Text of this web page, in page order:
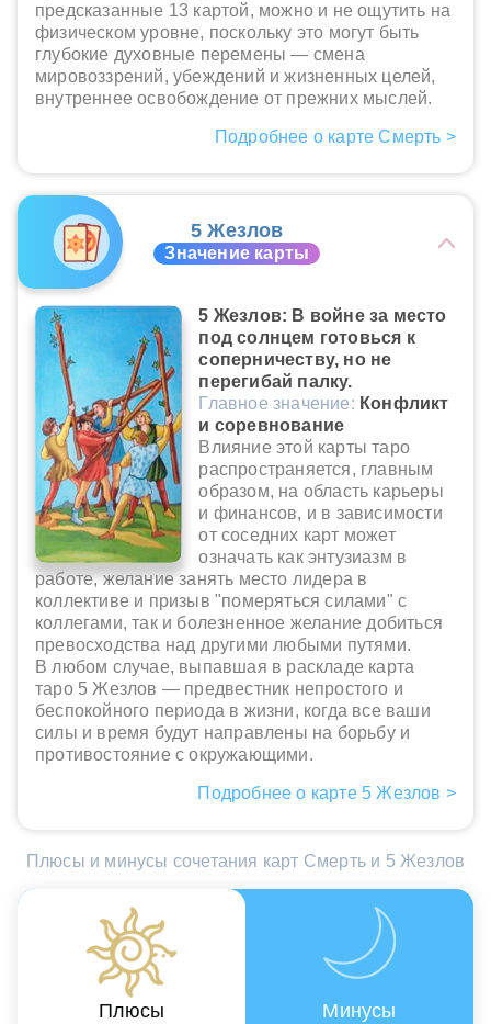
предсказанные 13 картой, можно и не ощутить на
физическом уровне, поскольку это могут быть
глубокие духовные перемены — смена
мировоззрений, убеждений и жизненных целей,
внутреннее освобождение от прежних мыслей.
Подробнее о карте Смерть >
5 Жезлов
Значение карты
5 Жезлов: В войне за место
под солнцем готовься к
соперничеству, но не
перегибай палку.
Главное значение: Конфликт
и соревнование
Влияние этой карты таро
распространяется, главным
образом, на область карьеры
и финансов, и в зависимости
от соседних карт может
означать как энтузиазм в
работе, желание занять место лидера в
коллективе и призыв "померяться силами" с
коллегами, так и болезненное желание добиться
превосходства над другими любыми путями.
В любом случае, выпавшая в раскладе карта
таро 5 Жезлов — предвестник непростого и
беспокойного периода в жизни, когда все ваши
силы и время будут направлены на борьбу и
противостояние с окружающими.
Подробнее о карте 5 Жезлов >
Плюсы и минусы сочетания карт Смерть и 5 Жезлов
Плюсы Минусы